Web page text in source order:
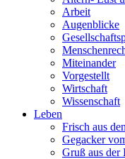
Arbeit
Augenblicke
Miteinander
Vorgestellt
Wirtschaft
Wissenschaft
Leben
Frisch aus
Gegacker
Gruß aus der